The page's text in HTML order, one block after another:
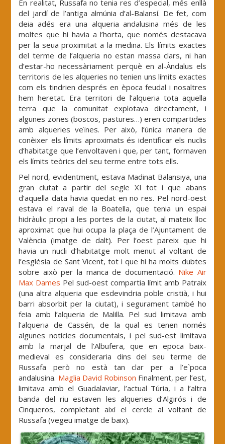
En realitat, Russafa no tenia res d’especial, més enllà
del jardí de l’antiga almúnia d’al-Balansí. De fet, com
deia adés era una alqueria andalusina més de les
moltes que hi havia a l’horta, que només destacava
per la seua proximitat a la medina. Els límits exactes
del terme de l’alqueria no estan massa clars, ni han
d’estar-ho necessàriament perquè en al-Àndalus els
territoris de les alqueries no tenien uns límits exactes
com els tindrien després en època feudal i nosaltres
hem heretat. Era territori de l’alqueria tota aquella
terra que la comunitat explotava directament, i
algunes zones (boscos, pastures…) eren compartides
amb alqueries veïnes. Per això, l’única manera de
conèixer els límits aproximats és identificar els nuclis
d’habitatge que l’envoltaven i que, per tant, formaven
els límits teòrics del seu terme entre tots ells.
Pel nord, evidentment, estava Madinat Balansiya, una
gran ciutat a partir del segle XI tot i que abans
d’aquella data havia quedat en no res. Pel nord-oest
estava el raval de la Boatella, que tenia un espai
hidràulic propi a les portes de la ciutat, al mateix lloc
aproximat que hui ocupa la plaça de l’Ajuntament de
València (imatge de dalt). Per l’oest pareix que hi
havia un nucli d’habitatge molt menut al voltant de
l’església de Sant Vicent, tot i que hi ha molts dubtes
sobre això per la manca de documentació. Nike Air
Max Dames Pel sud-oest compartia límit amb Patraix
(una altra alqueria que esdevindria poble cristià, i hui
barri absorbit per la ciutat), i segurament també ho
feia amb l’alqueria de Malilla. Pel sud limitava amb
l’alqueria de Cassén, de la qual es tenen només
algunes notícies documentals, i pel sud-est limitava
amb la marjal de l’Albufera, que en epoca baix-
medieval es consideraria dins del seu terme de
Russafa però no està tan clar per a l’e`poca
andalusina. Maglia David Robinson Finalment, per l’est,
limitava amb el Guadalaviar, l’actual Túria, i a l’altra
banda del riu estaven les alqueries d’Algirós i de
Cinqueros, completant així el cercle al voltant de
Russafa (vegeu imatge de baix).